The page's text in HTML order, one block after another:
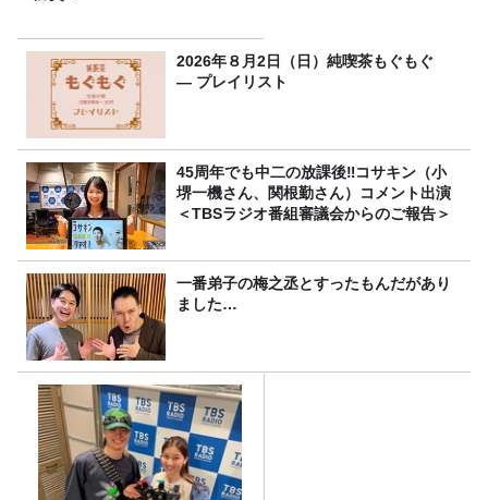
2026年８月2日（日）純喫茶もぐもぐ
― プレイリスト
45周年でも中二の放課後‼コサキン（小
堺一機さん、関根勤さん）コメント出演
＜TBSラジオ番組審議会からのご報告＞
一番弟子の梅之丞とすったもんだがあり
ました…